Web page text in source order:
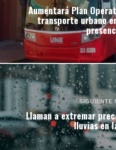
Aumentará Plan
transporte urbano
SIGUIENTE
Llaman a extremar
lluvias en